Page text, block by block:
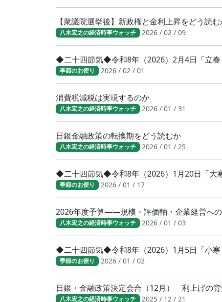
【衆議院選挙後】新政権と金利上昇をどう読
八木宏之の経済時事ウォッチ 2026 / 02 / 09
◆二十四節気◆令和8年（2026）2月4日「立
季節のお便り 2026 / 02 / 01
消費税減税は実現するのか
八木宏之の経済時事ウォッチ 2026 / 01 / 31
日銀金融政策の転換期をどう読むか
八木宏之の経済時事ウォッチ 2026 / 01 / 25
◆二十四節気◆令和8年（2026）1月20日「大
季節のお便り 2026 / 01 / 17
2026年度予算――規模・評価軸・企業経営へ
八木宏之の経済時事ウォッチ 2026 / 01 / 03
◆二十四節気◆令和8年（2026）1月5日「小
季節のお便り 2026 / 01 / 02
日銀・金融政策決定会合（12月） 利上げの
八木宏之の経済時事ウォッチ 2025 / 12 / 21